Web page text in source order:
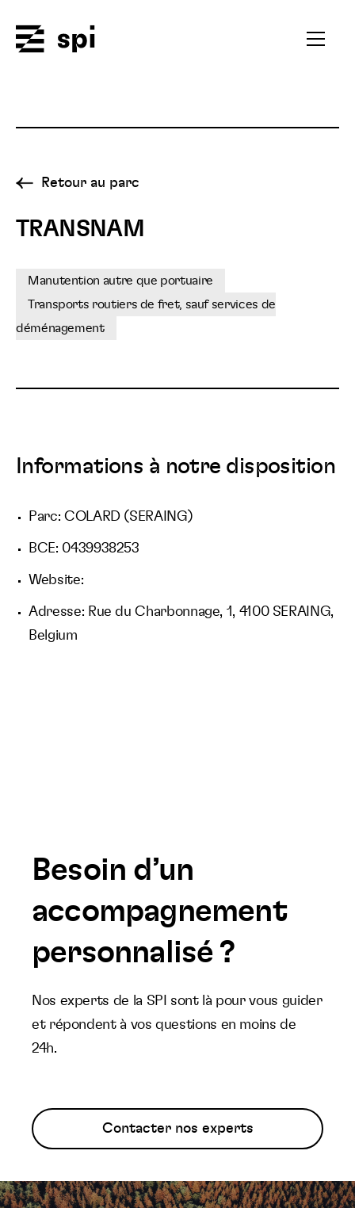
Ouvrir
Retour au parc
TRANSNAM
Manutention autre que portuaire
Transports routiers de fret, sauf services de
déménagement
Informations à notre disposition
Parc: COLARD (SERAING)
BCE: 0439938253
Website:
Adresse: Rue du Charbonnage, 1, 4100 SERAING,
Belgium
Besoin d’un
accompagnement
personnalisé ?
Nos experts de la SPI sont là pour vous guider
et répondent à vos questions en moins de
24h.
Contacter nos experts